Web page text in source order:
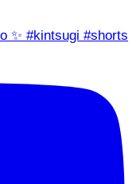
✨ #kintsugi #shorts